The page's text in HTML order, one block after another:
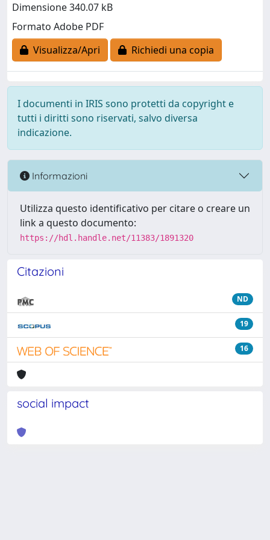
Dimensione 340.07 kB
Formato Adobe PDF
Visualizza/Apri
Richiedi una copia
I documenti in IRIS sono protetti da copyright e
tutti i diritti sono riservati, salvo diversa
indicazione.
Informazioni
Utilizza questo identificativo per citare o creare un
link a questo documento:
https://hdl.handle.net/11383/1891320
Citazioni
ND
19
16
social impact